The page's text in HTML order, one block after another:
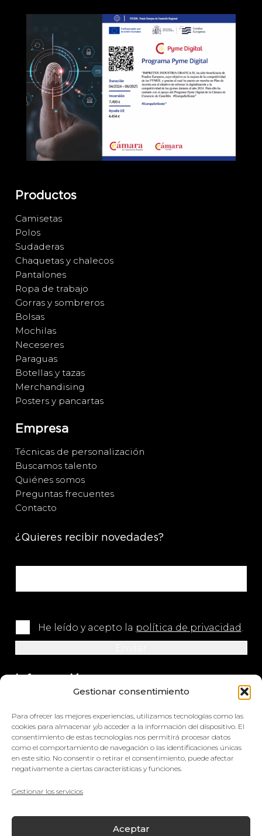
Gestionar consentimiento
Para ofrecer las mejores experiencias, utilizamos tecnologías como las
cookies para almacenar y/o acceder a la información del dispositivo. El
consentimiento de estas tecnologías nos permitirá procesar datos
como el comportamiento de navegación o las identificaciones únicas
en este sitio. No consentir o retirar el consentimiento, puede afectar
negativamente a ciertas características y funciones.
Gestionar los servicios
Aceptar
Productos
Camisetas
Polos
Sudaderas
Chaquetas y chalecos
Pantalones
Ropa de trabajo
Gorras y sombreros
Bolsas
Mochilas
Neceseres
Paraguas
Botellas y tazas
Merchandising
Posters y pancartas
Empresa
Técnicas de personalización
Buscamos talento
Quiénes somos
Preguntas frecuentes
Contacto
¿Quieres recibir novedades?
He leído y acepto la política de privacidad.
Información
info@impretex.com
Síguenos en redes sociales